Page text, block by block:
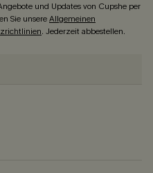
und Updates von Cupshe per
Sie unsereAllgemeinen
. Jederzeit abbestellen.